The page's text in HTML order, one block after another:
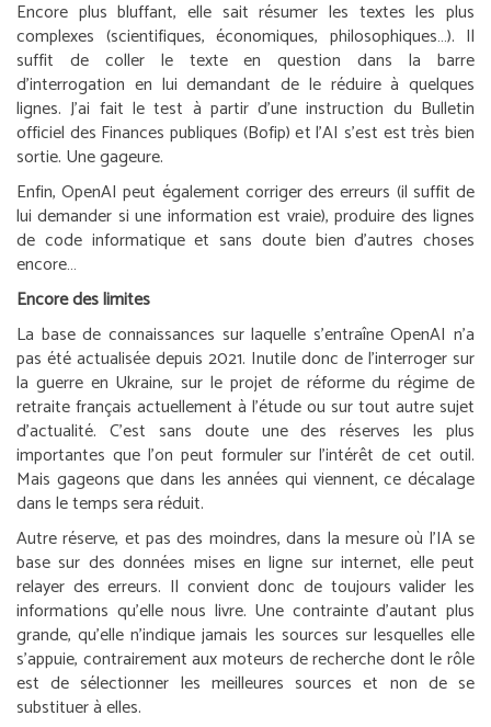
Encore plus bluffant, elle sait résumer les textes les plus
complexes (scientifiques, économiques, philosophiques…). Il
suffit de coller le texte en question dans la barre
d’interrogation en lui demandant de le réduire à quelques
lignes. J’ai fait le test à partir d’une instruction du Bulletin
officiel des Finances publiques (Bofip) et l’AI s’est est très bien
sortie. Une gageure.
Enfin, OpenAI peut également corriger des erreurs (il suffit de
lui demander si une information est vraie), produire des lignes
de code informatique et sans doute bien d’autres choses
encore…
Encore des limites
La base de connaissances sur laquelle s’entraîne OpenAI n’a
pas été actualisée depuis 2021. Inutile donc de l’interroger sur
la guerre en Ukraine, sur le projet de réforme du régime de
retraite français actuellement à l’étude ou sur tout autre sujet
d’actualité. C’est sans doute une des réserves les plus
importantes que l’on peut formuler sur l’intérêt de cet outil.
Mais gageons que dans les années qui viennent, ce décalage
dans le temps sera réduit.
Autre réserve, et pas des moindres, dans la mesure où l’IA se
base sur des données mises en ligne sur internet, elle peut
relayer des erreurs. Il convient donc de toujours valider les
informations qu’elle nous livre. Une contrainte d’autant plus
grande, qu’elle n’indique jamais les sources sur lesquelles elle
s’appuie, contrairement aux moteurs de recherche dont le rôle
est de sélectionner les meilleures sources et non de se
substituer à elles.